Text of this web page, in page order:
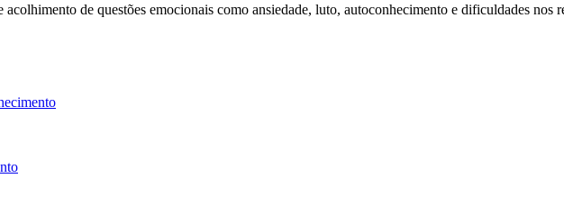
de questões emocionais como ansiedade, luto, autoconhecimento e dificuldades nos